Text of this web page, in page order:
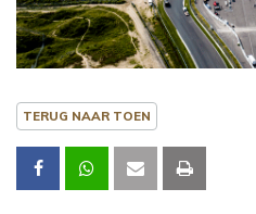
TERUG NAAR TOEN